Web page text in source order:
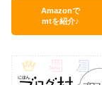
Amazonで
mtを紹介♪